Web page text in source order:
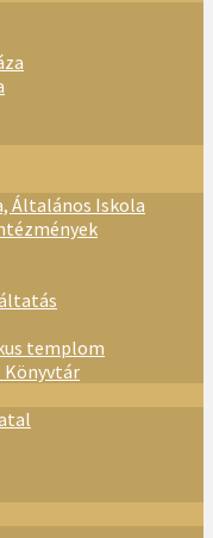
Általános Iskola
templom
Könyvtár